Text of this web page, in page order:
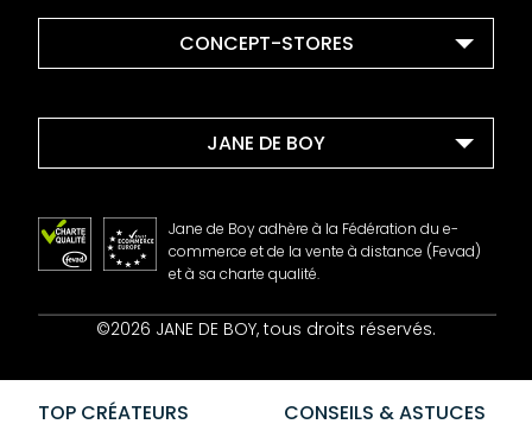
CONCEPT-STORES
JANE DE BOY
Contact
CGV
Confidentialité
Jane de Boy adhère à la Fédération du e-
commerce et de la vente à distance (Fevad)
et à sa charte qualité.
©2026 JANE DE BOY, tous droits réservés.
TOP CRÉATEURS CONSEILS & ASTUCES